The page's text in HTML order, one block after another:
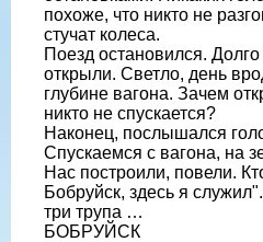
похоже, что никто не
стучат колеса.
Поезд остановился.
открыли. Светло, день
глубине вагона. Зачем
никто не спускается?
Наконец, послышался
Спускаемся с вагона, на
Нас построили, повели.
Бобруйск, здесь я
три трупа …
БОБРУЙСК